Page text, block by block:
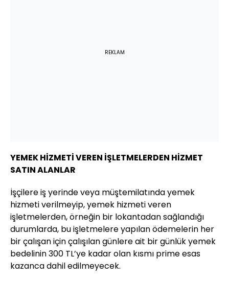
REKLAM
YEMEK HİZMETİ VEREN İŞLETMELERDEN HİZMET
SATIN ALANLAR
İşçilere iş yerinde veya müştemilatında yemek
hizmeti verilmeyip, yemek hizmeti veren
işletmelerden, örneğin bir lokantadan sağlandığı
durumlarda, bu işletmelere yapılan ödemelerin her
bir çalışan için çalışılan günlere ait bir günlük yemek
bedelinin 300 TL’ye kadar olan kısmı prime esas
kazanca dahil edilmeyecek.